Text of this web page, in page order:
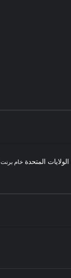
الولايات المتحدة خام برنت